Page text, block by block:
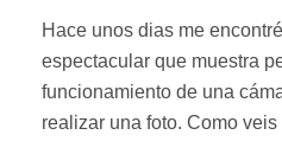
Hace unos dias me
espectacular que muestra
funcionamiento de una
realizar una foto. Como